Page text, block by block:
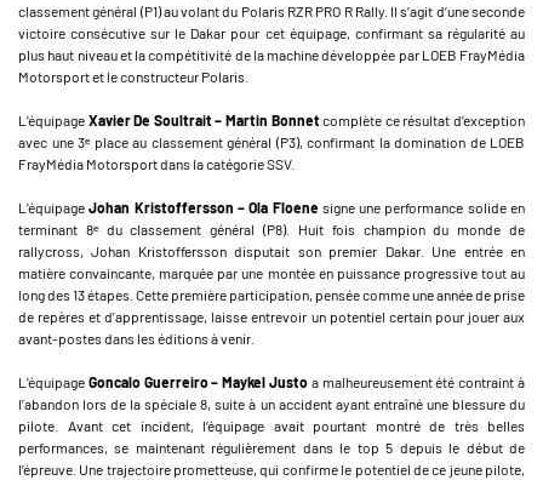
classement général (P1) au volant du Polaris RZR PRO R Rally. Il s’agit d’une seconde
victoire consécutive sur le Dakar pour cet équipage, confirmant sa régularité au
plus haut niveau et la compétitivité de la machine développée par LOEB FrayMédia
Motorsport et le constructeur Polaris.
L’équipage Xavier De Soultrait – Martin Bonnetcomplète ce résultat d’exception
avec une 3ᵉ place au classement général (P3), confirmant la domination de LOEB
FrayMédia Motorsport dans la catégorie SSV.
L’équipageJohan Kristoffersson – Ola Floenesigne une performance solide en
terminant 8ᵉ du classement général (P8). Huit fois champion du monde de
rallycross, Johan Kristoffersson disputait son premier Dakar. Une entrée en
matière convaincante, marquée par une montée en puissance progressive tout au
long des 13 étapes. Cette première participation, pensée comme une année de prise
de repères et d’apprentissage, laisse entrevoir un potentiel certain pour jouer aux
avant-postes dans les éditions à venir.
L’équipage Goncalo Guerreiro – Maykel Justo a malheureusement été contraint à
l’abandon lors de la spéciale 8, suite à un accident ayant entraîné une blessure du
pilote. Avant cet incident, l’équipage avait pourtant montré de très belles
performances, se maintenant régulièrement dans le top 5 depuis le début de
l’épreuve. Une trajectoire prometteuse, qui confirme le potentiel de ce jeune pilote,